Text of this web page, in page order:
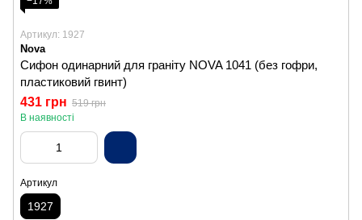
Артикул: 1927
Nova
Сифон одинарний для граніту NOVA 1041 (без гофри,
пластиковий гвинт)
431 грн 519 грн
В наявності
Артикул
1927